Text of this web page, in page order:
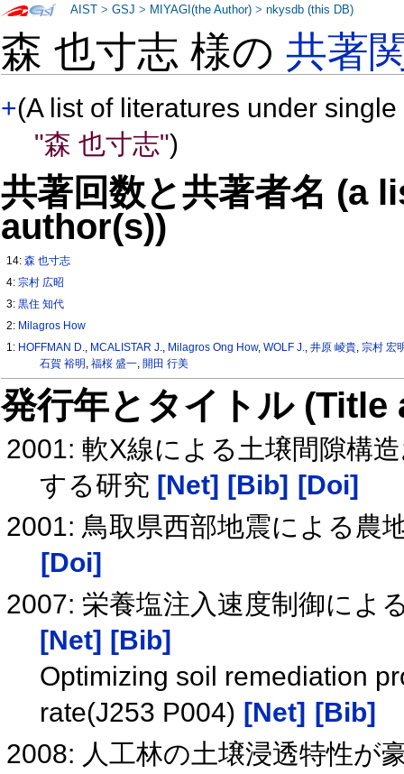
森 也寸志 様の共著
+(A list of literatures under
"森 也寸志")
共著回数と共著者名 (a
author(s))
14:森 也寸志
4:宗村 広昭
3:黒住 知代
2: Milagros How
1: HOFFMAN D., MCALISTAR J., Milagros Ong How,WOLF J.,井原 崚貴,宗村 宏
石賀 裕明 , 福桜 盛一, 開田 行美
発行年とタイトル
2001: 軟X線による土壌間隙構
する研究 [Net] [Bib]
[Doi]
2001: 鳥取県西部地震による農
[Doi]
2007: 栄養塩注入速度制御によ
[Net] [Bib]
Optimizing soil remediation
rate(J253 P004) [Net]
[Bib]
2008: 人工林の土壌浸透特性が
AIST >GSJ > MIYAGI(the Author) >nkysdb (this DB)